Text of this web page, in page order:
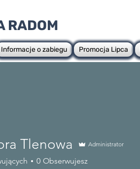
RADOM
Informacje o zabiegu Promocja Lipca
Tlenowa Administrator
0 Obserwujesz